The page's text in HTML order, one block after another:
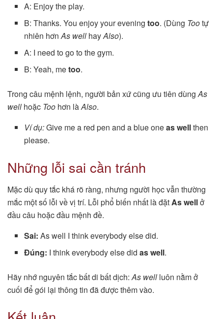
A: Enjoy the play.
B: Thanks. You enjoy your eveningtoo. (Dùng Tootự
nhiên hơnAs well hayAlso).
A: I need to go to the gym.
B: Yeah, metoo.
Trong câu mệnh lệnh, người bản xứ cũng ưu tiên dùngAs
well hoặc Too hơn làAlso.
Ví dụ:Give me a red pen and a blue oneas wellthen
please.
Những lỗi sai cần tránh
Mặc dù quy tắc khá rõ ràng, nhưng người học vẫn thường
mắc một số lỗi về vị trí. Lỗi phổ biến nhất là đặtAs wellở
đầu câu hoặc đầu mệnh đề.
Sai: As well I think everybody else did.
Đúng: I think everybody else didas well.
Hãy nhớ nguyên tắc bất di bất dịch:As well luôn nằm ở
cuối để gói lại thông tin đã được thêm vào.